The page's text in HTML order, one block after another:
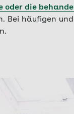
oder die
Bei häufigen